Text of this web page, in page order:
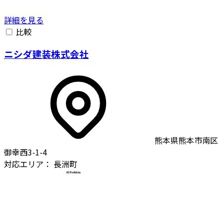
詳細を見る
比較
ニシダ建装株式会社
熊本県熊本市南区
御幸西3-1-4
対応エリア： 長洲町